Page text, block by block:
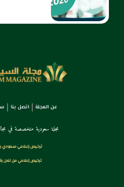
عن المجلة اتصل بنا
مجلة سعودية متخصصة في
ترخـيص إعـلامي سـعودي رقــم:
ترخيص إعلامي من لندن رقم: